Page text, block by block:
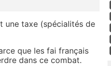
une taxe (spécialités de
que les fai français
dans ce combat.